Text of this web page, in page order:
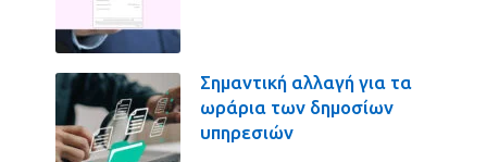
Σημαντική αλλαγή για τα
ωράρια των δημοσίων
υπηρεσιών